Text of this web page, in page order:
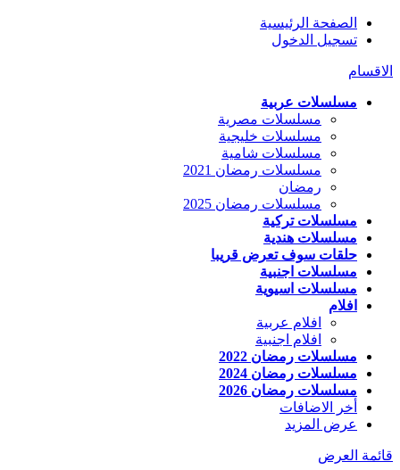
الصفحة الرئيسية
تسجيل الدخول
الاقسام
مسلسلات عربية
مسلسلات مصرية
مسلسلات خليجية
مسلسلات شامية
مسلسلات رمضان 2021
رمضان
مسلسلات رمضان 2025
مسلسلات تركية
مسلسلات هندية
حلقات سوف تعرض قريبا
مسلسلات اجنبية
مسلسلات اسيوية
افلام
افلام عربية
افلام اجنبية
مسلسلات رمضان 2022
مسلسلات رمضان 2024
مسلسلات رمضان 2026
أخر الاضافات
عرض المزيد
قائمة العرض